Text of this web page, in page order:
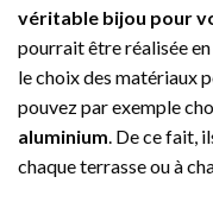
véritable bijou pour
pourrait être réalisée
le choix des matériaux
pouvez par exemple
aluminium. De ce fait,
chaque terrasse ou à